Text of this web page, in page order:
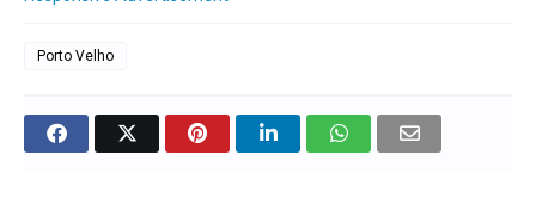
Porto Velho